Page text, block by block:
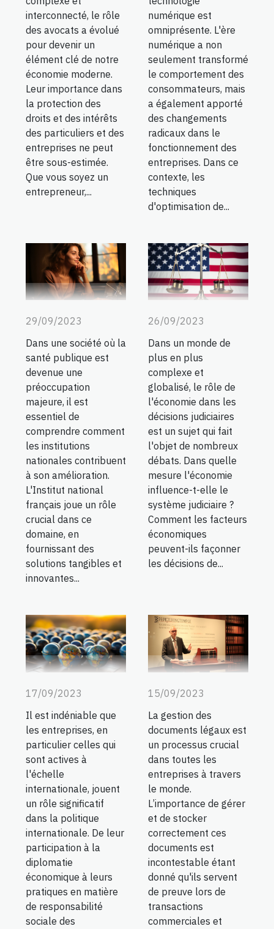
interconnecté, le rôle
des avocats a évolué
pour devenir un
élément clé de notre
économie moderne.
Leur importance dans
la protection des
droits et des intérêts
des particuliers et des
entreprises ne peut
être sous-estimée.
Que vous soyez un
entrepreneur,...
numérique est
omniprésente. L'ère
numérique a non
seulement transformé
le comportement des
consommateurs, mais
a également apporté
des changements
radicaux dans le
fonctionnement des
entreprises. Dans ce
contexte, les
techniques
d'optimisation de...
29/09/2023
Dans une société où la
santé publique est
devenue une
préoccupation
majeure, il est
essentiel de
comprendre comment
les institutions
nationales contribuent
à son amélioration.
L'Institut national
français joue un rôle
crucial dans ce
domaine, en
fournissant des
solutions tangibles et
innovantes...
26/09/2023
Dans un monde de
plus en plus
complexe et
globalisé, le rôle de
l'économie dans les
décisions judiciaires
est un sujet qui fait
l'objet de nombreux
débats. Dans quelle
mesure l'économie
influence-t-elle le
système judiciaire ?
Comment les facteurs
économiques
peuvent-ils façonner
les décisions de...
17/09/2023
Il est indéniable que
les entreprises, en
particulier celles qui
sont actives à
l'échelle
internationale, jouent
un rôle significatif
dans la politique
internationale. De leur
participation à la
diplomatie
économique à leurs
pratiques en matière
de responsabilité
sociale des
15/09/2023
La gestion des
documents légaux est
un processus crucial
dans toutes les
entreprises à travers
le monde.
L’importance de gérer
et de stocker
correctement ces
documents est
incontestable étant
donné qu'ils servent
de preuve lors de
transactions
commerciales et